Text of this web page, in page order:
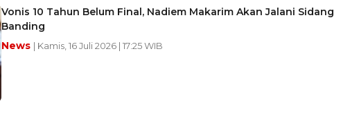
Vonis 10 Tahun Belum Final, Nadiem Makarim Akan Jalani Sidang
Banding
News | Kamis, 16 Juli 2026 | 17:25 WIB